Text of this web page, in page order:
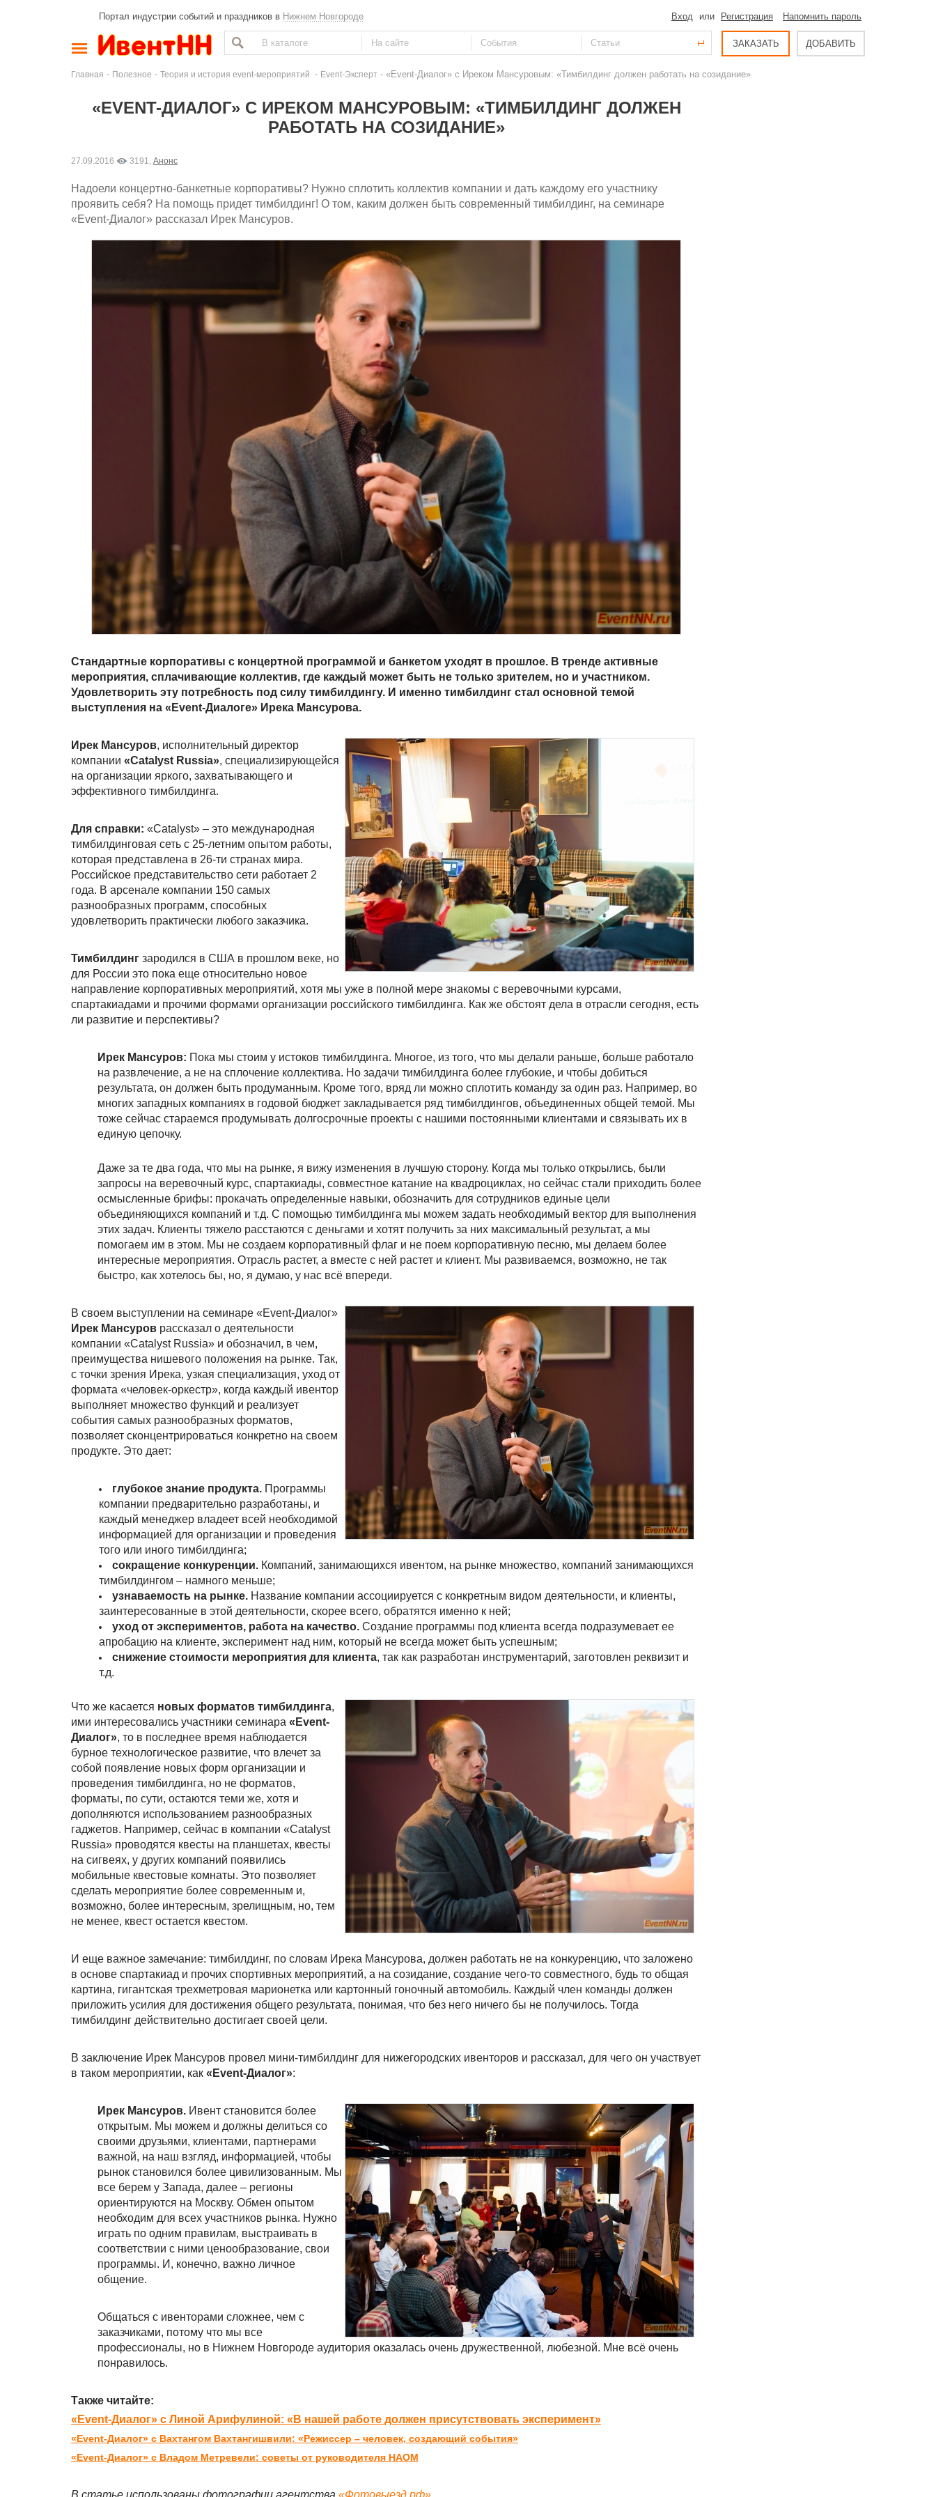
Портал индустрии событий и праздников в Нижнем Новгороде Вход или Регистрация Напомнить пароль
ЗАКАЗАТЬ ДОБАВИТЬ
Главная - Полезное - Теория и история event-мероприятий - Event-Эксперт - «Event-Диалог» с Иреком Мансуровым: «Тимбилдинг должен работать на созидание»
«EVENT-ДИАЛОГ» С ИРЕКОМ МАНСУРОВЫМ: «ТИМБИЛДИНГ ДОЛЖЕН
РАБОТАТЬ НА СОЗИДАНИЕ»
27.09.2016 3191, Анонс
Надоели концертно-банкетные корпоративы? Нужно сплотить коллектив компании и дать каждому его участнику
проявить себя? На помощь придет тимбилдинг! О том, каким должен быть современный тимбилдинг, на семинаре
«Event-Диалог» рассказал Ирек Мансуров.
Стандартные корпоративы с концертной программой и банкетом уходят в прошлое. В тренде активные
мероприятия, сплачивающие коллектив, где каждый может быть не только зрителем, но и участником.
Удовлетворить эту потребность под силу тимбилдингу. И именно тимбилдинг стал основной темой
выступления на «Event-Диалоге» Ирека Мансурова.
Ирек Мансуров, исполнительный директор
компании «Catalyst Russia», специализирующейся
на организации яркого, захватывающего и
эффективного тимбилдинга.
Для справки: «Catalyst» – это международная
тимбилдинговая сеть с 25-летним опытом работы,
которая представлена в 26-ти странах мира.
Российское представительство сети работает 2
года. В арсенале компании 150 самых
разнообразных программ, способных
удовлетворить практически любого заказчика.
Тимбилдинг зародился в США в прошлом веке, но
для России это пока еще относительно новое
направление корпоративных мероприятий, хотя мы уже в полной мере знакомы с веревочными курсами,
спартакиадами и прочими формами организации российского тимбилдинга. Как же обстоят дела в отрасли сегодня, есть
ли развитие и перспективы?
Ирек Мансуров: Пока мы стоим у истоков тимбилдинга. Многое, из того, что мы делали раньше, больше работало
на развлечение, а не на сплочение коллектива. Но задачи тимбилдинга более глубокие, и чтобы добиться
результата, он должен быть продуманным. Кроме того, вряд ли можно сплотить команду за один раз. Например, во
многих западных компаниях в годовой бюджет закладывается ряд тимбилдингов, объединенных общей темой. Мы
тоже сейчас стараемся продумывать долгосрочные проекты с нашими постоянными клиентами и связывать их в
единую цепочку.
Даже за те два года, что мы на рынке, я вижу изменения в лучшую сторону. Когда мы только открылись, были
запросы на веревочный курс, спартакиады, совместное катание на квадроциклах, но сейчас стали приходить более
осмысленные брифы: прокачать определенные навыки, обозначить для сотрудников единые цели
объединяющихся компаний и т.д. С помощью тимбилдинга мы можем задать необходимый вектор для выполнения
этих задач. Клиенты тяжело расстаются с деньгами и хотят получить за них максимальный результат, а мы
помогаем им в этом. Мы не создаем корпоративный флаг и не поем корпоративную песню, мы делаем более
интересные мероприятия. Отрасль растет, а вместе с ней растет и клиент. Мы развиваемся, возможно, не так
быстро, как хотелось бы, но, я думаю, у нас всё впереди.
В своем выступлении на семинаре «Event-Диалог»
Ирек Мансуров рассказал о деятельности
компании «Catalyst Russia» и обозначил, в чем,
преимущества нишевого положения на рынке. Так,
с точки зрения Ирека, узкая специализация, уход от
формата «человек-оркестр», когда каждый ивентор
выполняет множество функций и реализует
события самых разнообразных форматов,
позволяет сконцентрироваться конкретно на своем
продукте. Это дает:
глубокое знание продукта. Программы
компании предварительно разработаны, и
каждый менеджер владеет всей необходимой
информацией для организации и проведения
того или иного тимбилдинга;
сокращение конкуренции. Компаний, занимающихся ивентом, на рынке множество, компаний занимающихся
тимбилдингом – намного меньше;
узнаваемость на рынке. Название компании ассоциируется с конкретным видом деятельности, и клиенты,
заинтересованные в этой деятельности, скорее всего, обратятся именно к ней;
уход от экспериментов, работа на качество. Создание программы под клиента всегда подразумевает ее
апробацию на клиенте, эксперимент над ним, который не всегда может быть успешным;
снижение стоимости мероприятия для клиента, так как разработан инструментарий, заготовлен реквизит и
т.д.
Что же касается новых форматов тимбилдинга,
ими интересовались участники семинара « Event-
Диалог», то в последнее время наблюдается
бурное технологическое развитие, что влечет за
собой появление новых форм организации и
проведения тимбилдинга, но не форматов,
форматы, по сути, остаются теми же, хотя и
дополняются использованием разнообразных
гаджетов. Например, сейчас в компании «Catalyst
Russia» проводятся квесты на планшетах, квесты
на сигвеях, у других компаний появились
мобильные квестовые комнаты. Это позволяет
сделать мероприятие более современным и,
возможно, более интересным, зрелищным, но, тем
не менее, квест остается квестом.
И еще важное замечание: тимбилдинг, по словам Ирека Мансурова, должен работать не на конкуренцию, что заложено
в основе спартакиад и прочих спортивных мероприятий, а на созидание, создание чего-то совместного, будь то общая
картина, гигантская трехметровая марионетка или картонный гоночный автомобиль. Каждый член команды должен
приложить усилия для достижения общего результата, понимая, что без него ничего бы не получилось. Тогда
тимбилдинг действительно достигает своей цели.
В заключение Ирек Мансуров провел мини-тимбилдинг для нижегородских ивенторов и рассказал, для чего он участвует
в таком мероприятии, как «Event-Диалог»:
Ирек Мансуров.Ивент становится более
открытым. Мы можем и должны делиться со
своими друзьями, клиентами, партнерами
важной, на наш взгляд, информацией, чтобы
рынок становился более цивилизованным. Мы
все берем у Запада, далее – регионы
ориентируются на Москву. Обмен опытом
необходим для всех участников рынка. Нужно
играть по одним правилам, выстраивать в
соответствии с ними ценообразование, свои
программы. И, конечно, важно личное
общение.
Общаться с ивенторами сложнее, чем с
заказчиками, потому что мы все
профессионалы, но в Нижнем Новгороде аудитория оказалась очень дружественной, любезной. Мне всё очень
понравилось.
Также читайте:
«Event-Диалог» с Линой Арифулиной: «В нашей работе должен присутствовать эксперимент»
«Event-Диалог» с Вахтангом Вахтангишвили: «Режиссер – человек, создающий события»
«Event-Диалог» с Владом Метревели: советы от руководителя НАОМ
В статье использованы фотографии агентства «Фотовыезд.рф»